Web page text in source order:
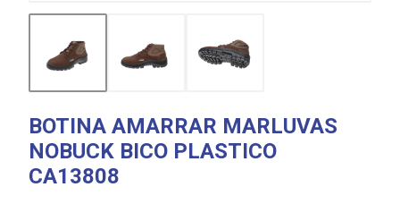
BOTINA AMARRAR MARLUVAS
NOBUCK BICO PLASTICO
CA13808